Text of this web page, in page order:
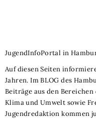
JugendInfoPortal in
Auf diesen Seiten
Jahren. Im BLOG des
Beiträge aus den
Klima und Umwelt sowie
Jugendredaktion kommen